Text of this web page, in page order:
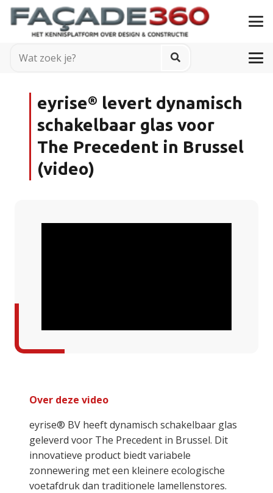
eyrise® levert dynamisch
schakelbaar glas voor
The Precedent in Brussel
(video)
Over deze video
eyrise® BV heeft dynamisch schakelbaar glas
geleverd voor The Precedent in Brussel. Dit
innovatieve product biedt variabele
zonnewering met een kleinere ecologische
voetafdruk dan traditionele lamellenstores.